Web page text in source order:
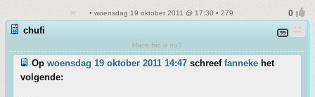
• woensdag 19 oktober 2011 @ 17:30 • 279
chufi
Hace frio o no?
Op woensdag 19 oktober 2011 14:47 schreef fanneke het
volgende: